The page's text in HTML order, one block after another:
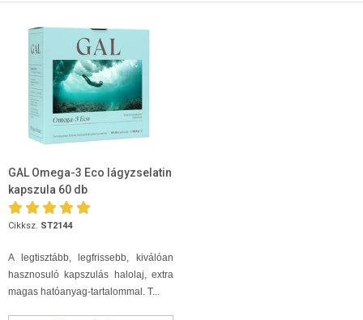
GAL Omega-3 Eco lágyzselatin
kapszula 60 db
Cikksz. ST2144
A legtisztább, legfrissebb, kiválóan
hasznosuló kapszulás halolaj, extra
magas hatóanyag-tartalommal. T...